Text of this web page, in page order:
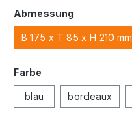
Abmessung
B 175 x T 85 x H 210 mm
Farbe
blau bordeaux